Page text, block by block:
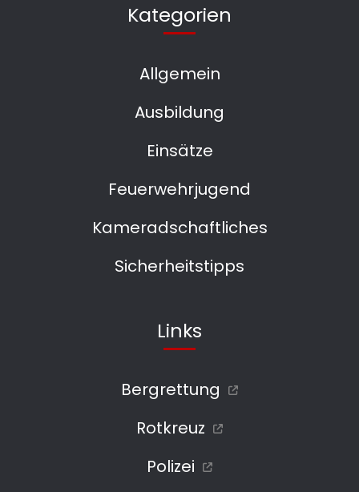
Kategorien
Allgemein
Ausbildung
Einsätze
Feuerwehrjugend
Kameradschaftliches
Sicherheitstipps
Links
Bergrettung
Rotkreuz
Polizei